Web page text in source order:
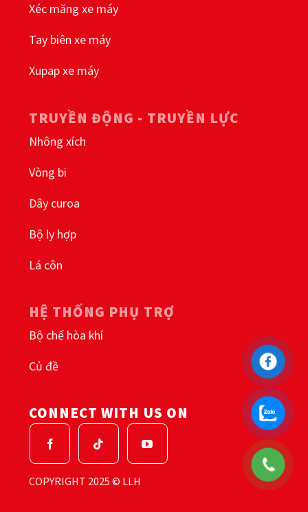
Xéc măng xe máy
Tay biên xe máy
Xupap xe máy
TRUYỀN ĐỘNG - TRUYỀN LỰC
Nhông xích
Vòng bi
Dây curoa
Bộ ly hợp
Lá côn
HỆ THỐNG PHỤ TRỢ
Bộ chế hòa khí
Củ đề
CONNECT WITH US ON
COPYRIGHT 2025 © LLH